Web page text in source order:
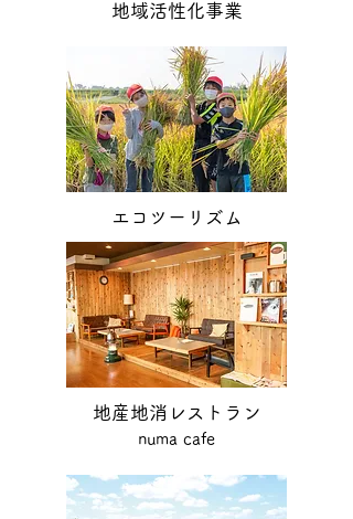
地域活性化事業
エコツーリズム
​地産地消レストラン
numa cafe